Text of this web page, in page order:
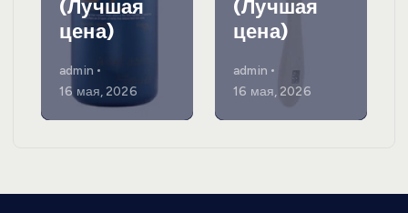
(Лучшая
цена)
admin
16 мая, 2026
(Лучшая
цена)
admin
16 мая, 2026